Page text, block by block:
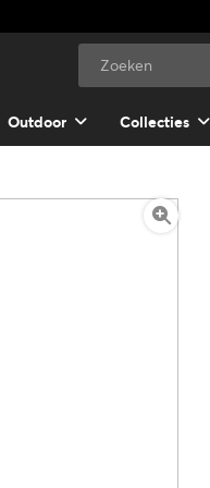
Outdoor Collecties